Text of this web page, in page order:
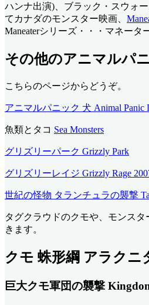
ハンナ出演)、ブラック・スウォ
てカナダのモンスター映画、
Maneaterシリーズ・・・マネータ
その他のアニマルパ
こちらのページからどうぞ。
アニマルパニック 犬 Animal Panic
魚類とタコ Sea Monsters
グリズリーパーク Grizzly Park
グリズリーレイジ Grizzly Rage
世紀の怪物 タランチュラの襲撃
タグクラウドのクモや、モンス
きます。
クモ 蛛形綱 アラクニ
巨大クモ軍団の襲撃